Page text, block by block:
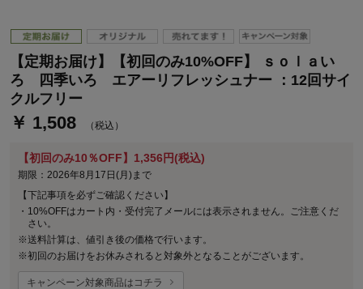
【定期お届け】【初回のみ10%OFF】 ｓｏｌａい
ろ 四季いろ エアーリフレッシュナー ：12回サイ
クルフリー
￥ 1,508 （税込）
【初回のみ10％OFF】1,356円(税込)
期限：2026年8月17日(月)まで
【下記事項を必ずご確認ください】
・ 10%OFFはカート内・受付完了メールには表示されません。ご注意くだ
さい。
※送料計算は、値引き後の価格で行います。
※初回のお届けをお休みされると対象外となることがございます。
キャンペーン対象商品はコチラ
ステージが上がれば送料無料・返品引取無料！
さらにポイント還元最大16倍！
ベルメゾンご優待サービスについて
ベルメゾン・ポイントについて
通常商品送料無料 返品引取無料（JCBのみ）
即時入会なら更に500円OFFクーポンプレゼント